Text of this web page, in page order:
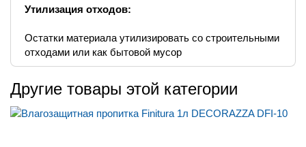
Утилизация отходов:
Остатки материала утилизировать со строительными
отходами или как бытовой мусор
Другие товары этой категории